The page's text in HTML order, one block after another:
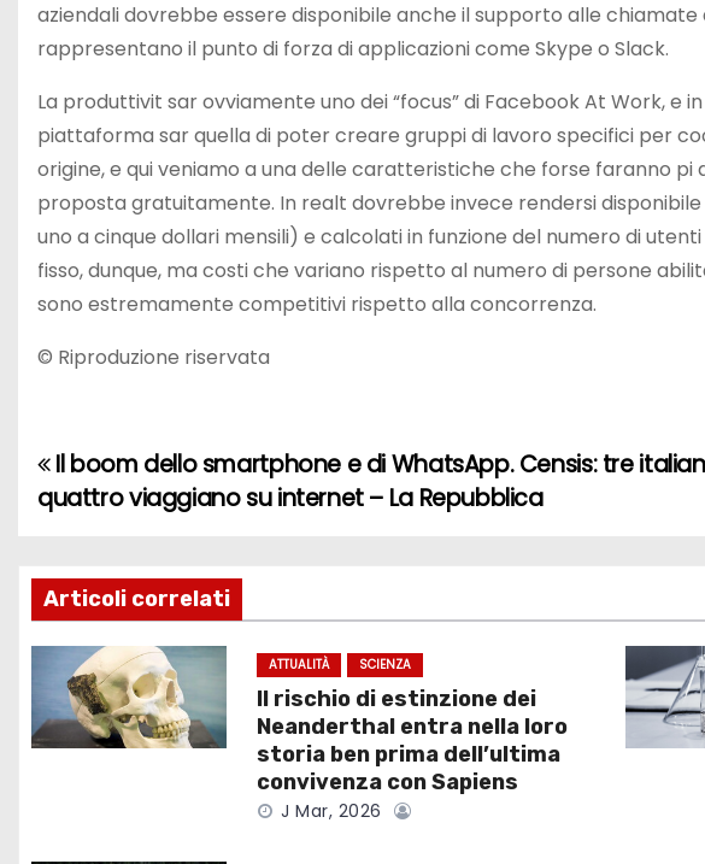
aziendali dovrebbe essere disponibile anche il supporto alle
rappresentano il punto di forza di applicazioni come Skype o Slack.
La produttivit sar ovviamente uno dei “focus” di Facebook At Work, e
piattaforma sar quella di poter creare gruppi di lavoro specifici per
origine, e qui veniamo a una delle caratteristiche che forse faranno pi
proposta gratuitamente. In realt dovrebbe invece rendersi
uno a cinque dollari mensili) e calcolati in funzione del numero di
fisso, dunque, ma costi che variano rispetto al numero di persone
sono estremamente competitivi rispetto alla concorrenza.
© Riproduzione riservata
N
a
v
i
a
Il boom dello smartphone e di WhatsApp. Censis: tre
quattro viaggiano su internet – La Repubblica
Articoli correlati
ATTUALITÀ SCIENZA
Il rischio di estinzione dei
Neanderthal entra nella loro
storia ben prima dell’ultima
convivenza con Sapiens
J Mar, 2026